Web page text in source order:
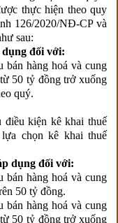
thực hiện theo quy
126/2020/NĐ-CP và
sau:
đối với:
bán hàng hoá và cung
50 tỷ đồng trở xuống
quý.
kiện kê khai thuế
chọn kê khai thuế
dụng đối với:
bán hàng hoá và cung
50 tỷ đồng.
bán hàng hoá và cung
50 tỷ đồng trở xuống